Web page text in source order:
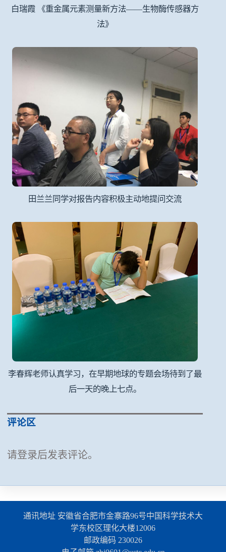
白瑞霞 《重金属元素测量新方法——生物酶传感器方
法》
田兰兰同学对报告内容积极主动地提问交流
李春辉老师认真学习，在早期地球的专题会场待到了最
后一天的晚上七点。
评论区
请登录后发表评论。
通讯地址 安徽省合肥市金寨路96号中国科学技术大
学东校区理化大楼12006
邮政编码 230026